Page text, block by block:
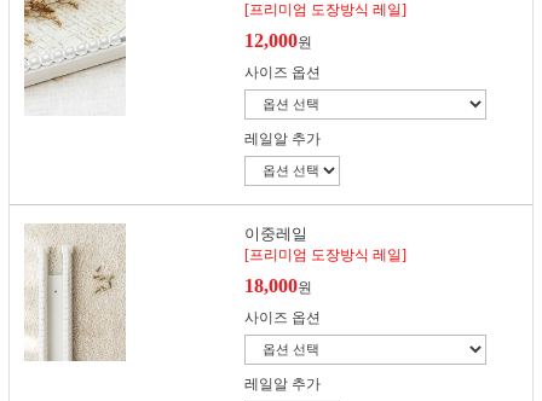
[프리미엄 도장방식 레일]
12,000원
사이즈 옵션
레일알 추가
이중레일
[프리미엄 도장방식 레일]
18,000원
사이즈 옵션
레일알 추가